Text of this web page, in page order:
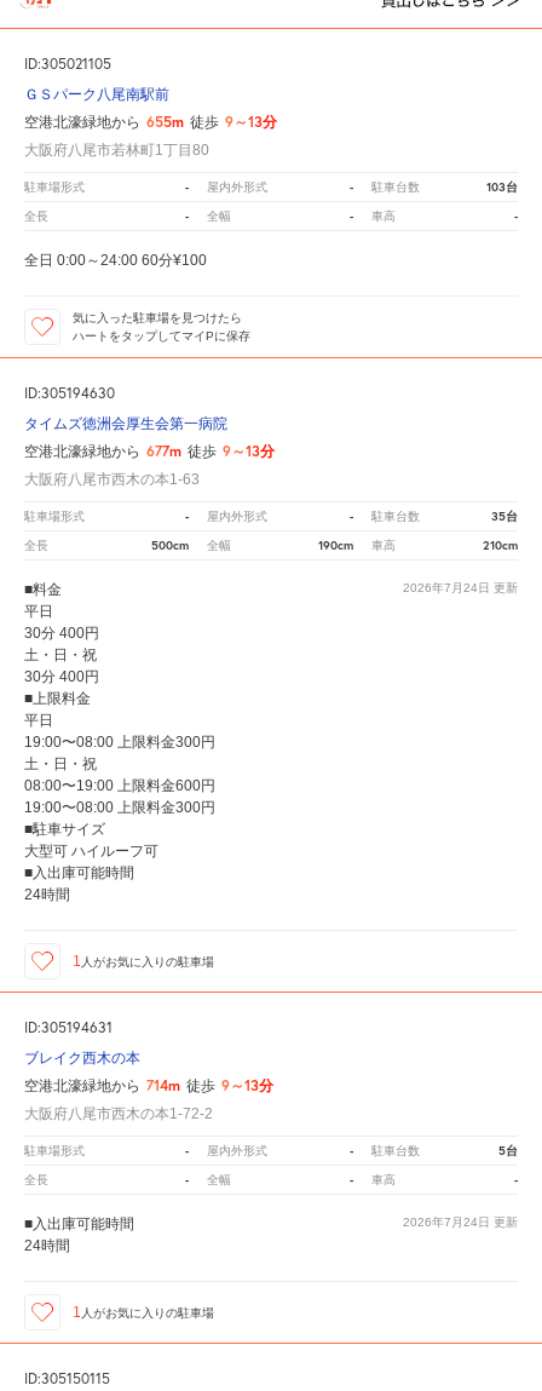
ID:305021105
ＧＳパーク八尾南駅前
空港北濠緑地から 655m 徒歩 9～13分
大阪府八尾市若林町1丁目80
駐車場形式 - 屋内外形式 - 駐車台数 103台
全長 - 全幅 - 車高 -
全日 0:00～24:00 60分¥100
気に入った駐車場を見つけたら
ハートをタップしてマイPに保存
ID:305194630
タイムズ徳洲会厚生会第一病院
空港北濠緑地から 677m 徒歩 9～13分
大阪府八尾市西木の本1-63
駐車場形式 - 屋内外形式 - 駐車台数 35台
全長 500cm 全幅 190cm 車高 210cm
2026年7月24日 更新
■料金
平日
30分 400円
土・日・祝
30分 400円
■上限料金
平日
19:00〜08:00 上限料金300円
土・日・祝
08:00〜19:00 上限料金600円
19:00〜08:00 上限料金300円
■駐車サイズ
大型可 ハイルーフ可
■入出庫可能時間
24時間
1 人がお気に入りの駐車場
ID:305194631
ブレイク西木の本
空港北濠緑地から 714m 徒歩 9～13分
大阪府八尾市西木の本1-72-2
駐車場形式 - 屋内外形式 - 駐車台数 5台
全長 - 全幅 - 車高 -
2026年7月24日 更新
■入出庫可能時間
24時間
1 人がお気に入りの駐車場
ID:305150115